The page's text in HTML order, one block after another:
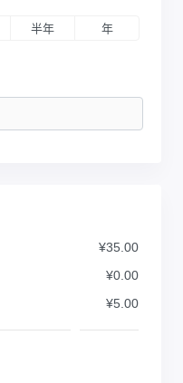
半年 年
¥35.00
¥0.00
¥5.00